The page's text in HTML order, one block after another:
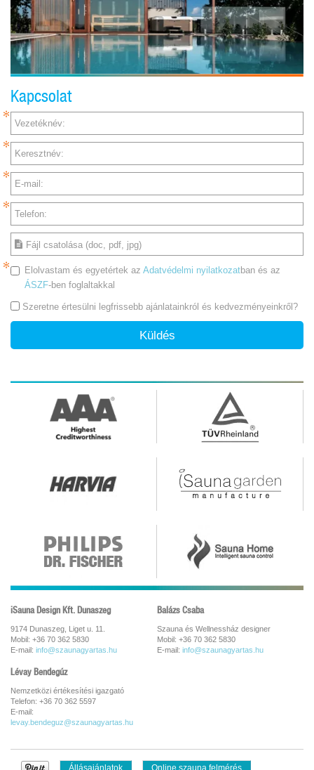
Kapcsolat
Vezetéknév:
Keresztnév:
E-mail:
Telefon:
Fájl csatolása (doc, pdf, jpg)
Elolvastam és egyetértek az Adatvédelmi nyilatkozatban és az
ÁSZF-ben foglaltakkal
Szeretne értesülni legfrissebb ajánlatainkról és kedvezményeinkről?
Küldés
iSauna Design Kft. Dunaszeg
9174 Dunaszeg, Liget u. 11.
Mobil: +36 70 362 5830
E-mail: info@szaunagyartas.hu
Balázs Csaba
Szauna és Wellnessház designer
Mobil: +36 70 362 5830
E-mail: info@szaunagyartas.hu
Lévay Bendegúz
Nemzetközi értékesítési igazgató
Telefon: +36 70 362 5597
E-mail:
levay.bendeguz@szaunagyartas.hu
Állásajánlatok Online szauna felmérés